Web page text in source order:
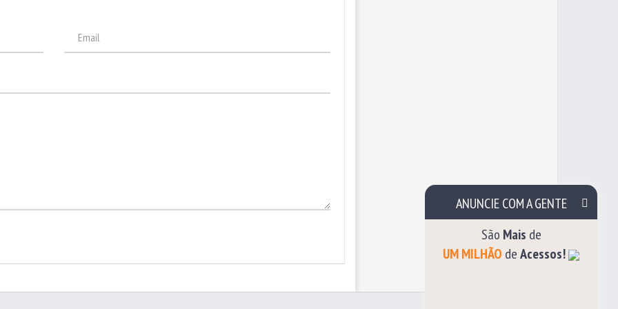
ANUNCIE COM A GENTE
São Mais de
UM MILHÃO deAcessos!